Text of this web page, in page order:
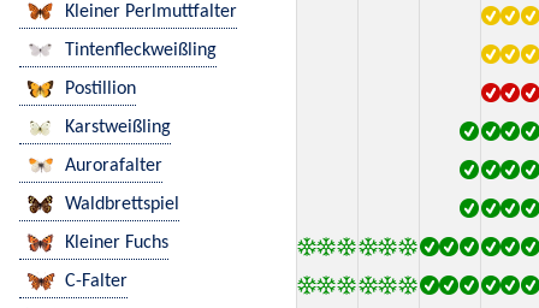
Kleiner Perlmuttfalter
Tintenfleckweißling
Postillion
Karstweißling
Aurorafalter
Waldbrettspiel
Kleiner Fuchs
C-Falter